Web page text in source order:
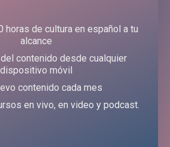
horas de cultura en español a tu
alcance
contenido desde cualquier
dispositivo móvil
contenido cada mes
en vivo, en video y podcast.